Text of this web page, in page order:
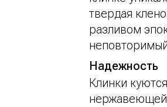
твердая
разливом
Надежность
Клинки
нержавеющей